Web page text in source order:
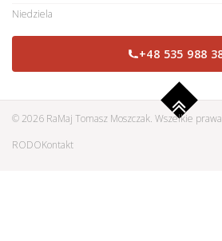
Niedziela
+48 535 988
© 2026 RaMaj Tomasz Moszczak. Wszelkie
RODOKontakt